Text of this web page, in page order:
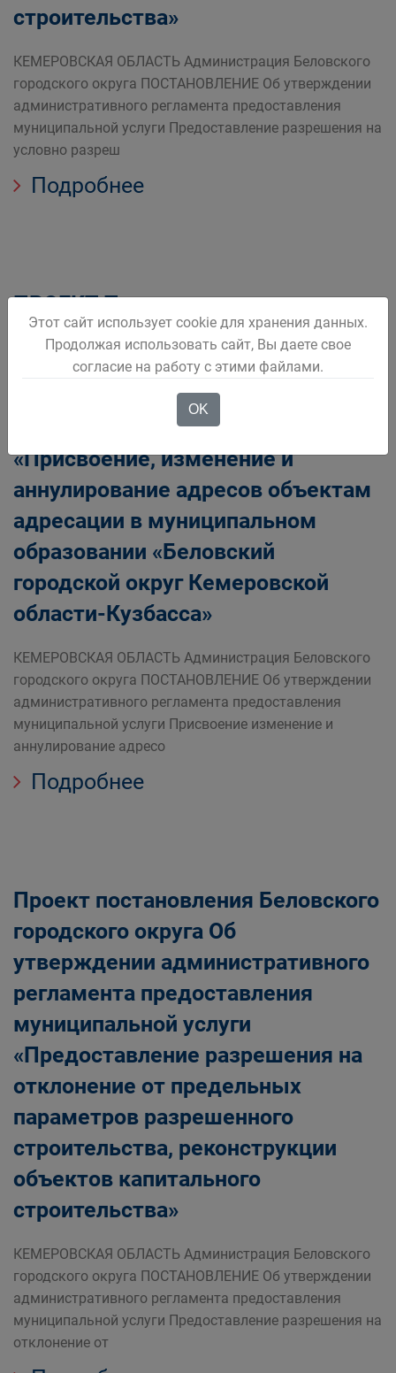
строительства»
КЕМЕРОВСКАЯ ОБЛАСТЬ Администрация Беловского
городского округа ПОСТАНОВЛЕНИЕ Об утверждении
административного регламента предоставления
муниципальной услуги Предоставление разрешения на
условно разреш
Подробнее
ПРОЕКТ Постановления
Беловского городского округа Об
утверждении административного
регламента предоставления
муниципальной услуги
«Присвоение, изменение и
аннулирование адресов объектам
адресации в муниципальном
образовании «Беловский
городской округ Кемеровской
области-Кузбасса»
КЕМЕРОВСКАЯ ОБЛАСТЬ Администрация Беловского
городского округа ПОСТАНОВЛЕНИЕ Об утверждении
административного регламента предоставления
муниципальной услуги Присвоение изменение и
аннулирование адресо
Подробнее
Проект постановления Беловского
городского округа Об
утверждении административного
регламента предоставления
муниципальной услуги
«Предоставление разрешения на
отклонение от предельных
параметров разрешенного
строительства, реконструкции
объектов капитального
строительства»
КЕМЕРОВСКАЯ ОБЛАСТЬ Администрация Беловского
городского округа ПОСТАНОВЛЕНИЕ Об утверждении
административного регламента предоставления
муниципальной услуги Предоставление разрешения на
отклонение от
Этот сайт использует cookie для хранения данных.
Продолжая использовать сайт, Вы даете свое
согласие на работу с этими файлами.
OK